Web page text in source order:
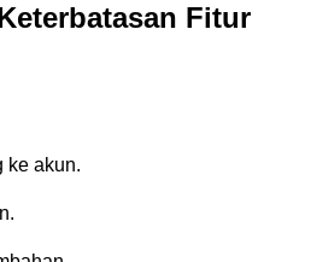
Fitur
ke akun.